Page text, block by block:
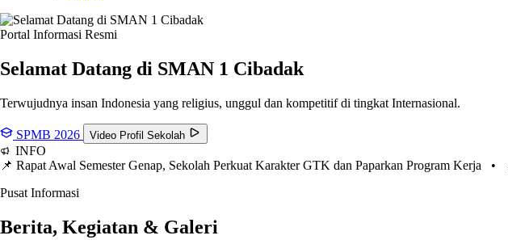
Portal Informasi Resmi
Selamat Datang di SMAN 1 Cibadak
Terwujudnya insan Indonesia yang religius, unggul dan kompetitif di tingkat Internasional.
SPMB 2026 Video Profil Sekolah
INFO
📌 Rapat Awal Semester Genap, Sekolah Perkuat Karakter GTK dan Paparkan Program Kerja •
Pusat Informasi
Berita, Kegiatan & Galeri